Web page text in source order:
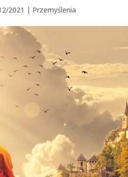
2021 | Przemyślenia